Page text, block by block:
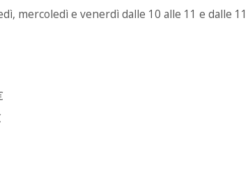
mercoledì e venerdì dalle 10 alle 11 e dalle 11